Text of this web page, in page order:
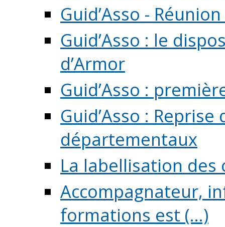
Guid’Asso -
Guid’Asso : le
d’Armor
Guid’Asso :
Guid’Asso :
départementaux
La labellisation
Accompagnateur,
formations est (...)